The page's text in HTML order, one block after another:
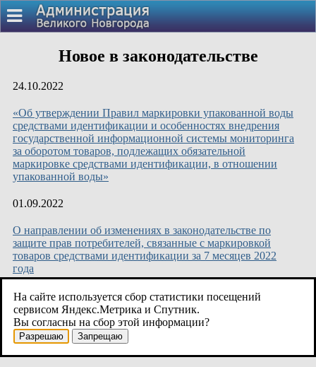
Новое в законодательстве
24.10.2022
«Об утверждении Правил маркировки упакованной воды
средствами идентификации и особенностях внедрения
государственной информационной системы мониторинга
за оборотом товаров, подлежащих обязательной
маркировке средствами идентификации, в отношении
упакованной воды»
01.09.2022
О направлении об изменениях в законодательстве по
защите прав потребителей, связанные с маркировкой
товаров средствами идентификации за 7 месяцев 2022
года
30.07.2021
СХЕМА РАЗМЕЩЕНИЯ НЕСТАЦИОНАРНЫХ
ТОРГОВЫХ ОБЪЕКТОВ НА ТЕРРИТОРИИ
ВЕЛИКОГО НОВГОРОДА на 24.05.2021 г
На сайте используется сбор статистики посещений
сервисом Яндекс.Метрика и Спутник.
Вы согласны на сбор этой информации?
Разрешаю Запрещаю